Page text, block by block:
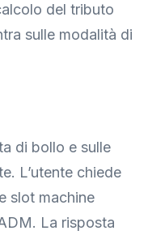
del tributo
sulle modalità di
di bollo e sulle
L’utente chiede
slot machine
La risposta